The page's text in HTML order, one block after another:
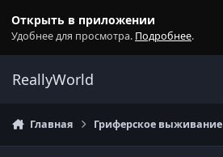
Открыть в приложении
Удобнее для просмотра. Подробнее.
ReallyWorld
Главная Гриферское выживание